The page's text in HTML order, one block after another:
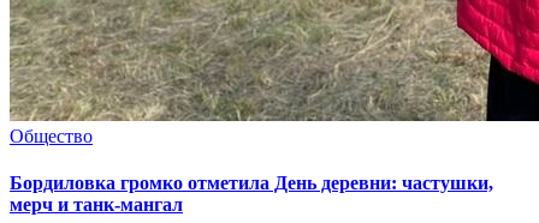
Общество
Бордиловка громко отметила День деревни: частушки,
мерч и танк-мангал